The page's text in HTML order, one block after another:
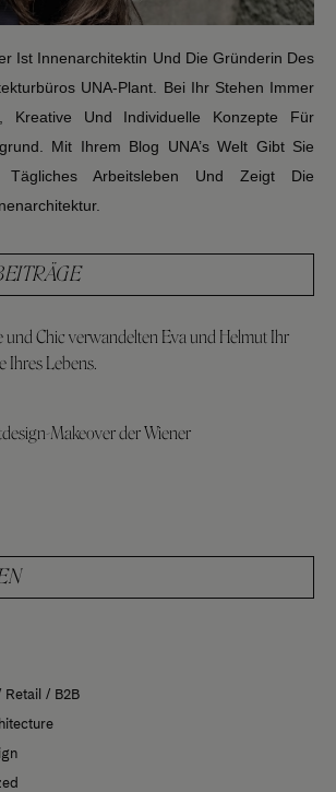
Ist Innenarchitektin Und Die Gründerin Des
UNA-Plant. Bei Ihr Stehen Immer
Kreative Und Individuelle Konzepte Für
Mit Ihrem Blog UNA’s Welt Gibt Sie
Arbeitsleben Und Zeigt Die
und Chic verwandelten Eva und Helmut Ihr
Ihres Lebens.
Makeover der Wiener
/ B2B